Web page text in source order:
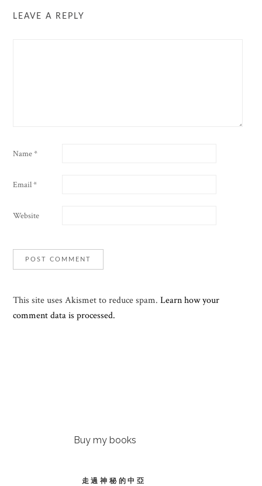
LEAVE A REPLY
Name*
Email*
Website
This site uses Akismet to reduce spam.Learn how your
comment data is processed.
Buy my books
走過神秘的中亞